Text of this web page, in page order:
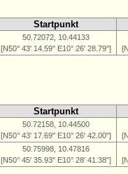
Startpunkt
50.72072, 10.44133
[N50° 43' 14.59" E10° 26' 28.79"]
Startpunkt
50.72158, 10.44500
[N50° 43' 17.69" E10° 26' 42.00"]
50.75998, 10.47816
[N50° 45' 35.93" E10° 28' 41.38"]